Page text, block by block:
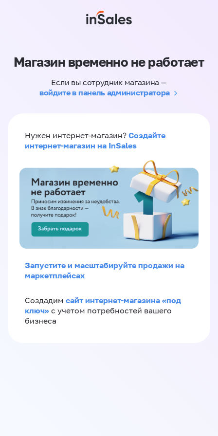
Магазин временно не работает
Если вы сотрудник магазина —
войдите в панель администратора
Нужен интернет-магазин? Создайте
интернет-магазин на InSales
Запустите и масштабируйте продажи на
маркетплейсах
Создадим сайт интернет-магазина «под
ключ» с учетом потребностей вашего
бизнеса